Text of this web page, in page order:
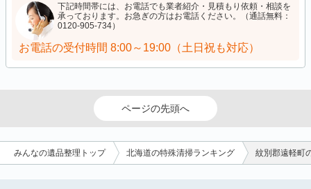
下記時間帯には、お電話でも業者紹介・見積もり依頼・相談を
承っております。お急ぎの方はお電話ください。（通話無料：
0120-905-734）
お電話の受付時間 8:00～19:00（土日祝も対応）
ページの先頭へ
みんなの遺品整理トップ 北海道の特殊清掃ランキング 紋別郡遠軽町